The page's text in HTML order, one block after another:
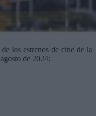
los estrenos de cine de la
de 2024: